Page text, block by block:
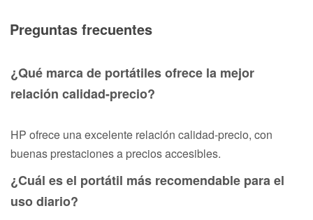
Preguntas frecuentes
¿Qué marca de portátiles ofrece la mejor
relación calidad-precio?
HP ofrece una excelente relación calidad-precio, con
buenas prestaciones a precios accesibles.
¿Cuál es el portátil más recomendable para el
uso diario?